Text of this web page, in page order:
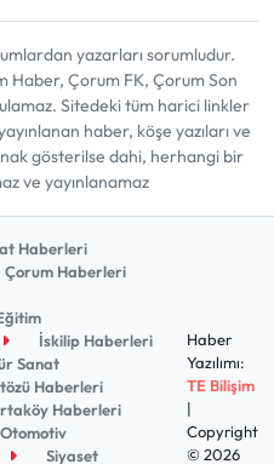
yazarları sorumludur.
Haber, Çorum FK, Çorum Son
Sitedeki tüm harici linkler
haber, köşe yazıları ve
gösterilse dahi, herhangi bir
ve yayınlanamaz
Haberleri
Çorum Haberleri
İskilip Haberleri
Sanat
Haberleri
Haberleri
Otomotiv
Siyaset
Haber
Yazılımı:
TE Bilişim
|
Copyright
© 2026